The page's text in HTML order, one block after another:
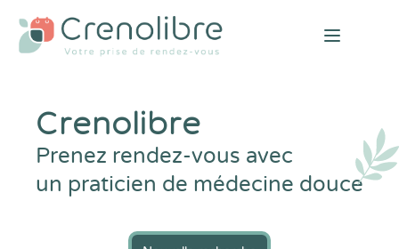
Open
Crenolibre
Prenez rendez-vous avec
un praticien de médecine douce